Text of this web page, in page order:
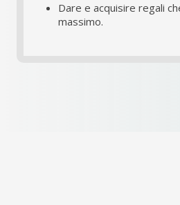
Dare e acquisire regali
massimo.